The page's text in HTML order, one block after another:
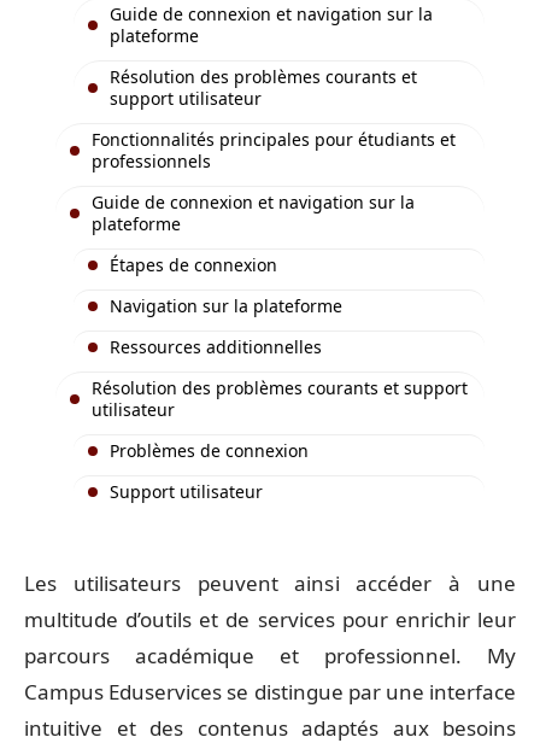
Guide de connexion et navigation sur la
plateforme
Résolution des problèmes courants et
support utilisateur
Fonctionnalités principales pour étudiants et
professionnels
Guide de connexion et navigation sur la
plateforme
Étapes de connexion
Navigation sur la plateforme
Ressources additionnelles
Résolution des problèmes courants et support
utilisateur
Problèmes de connexion
Support utilisateur
Les utilisateurs peuvent ainsi accéder à une
multitude d’outils et de services pour enrichir leur
parcours académique et professionnel. My
Campus Eduservices se distingue par une interface
intuitive et des contenus adaptés aux besoins